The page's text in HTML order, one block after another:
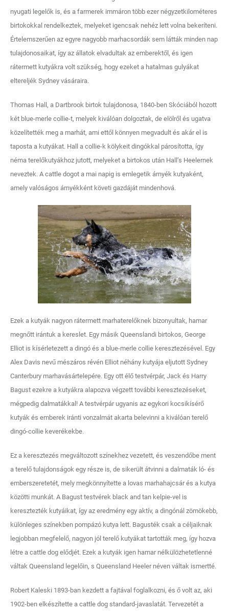
nyugati legelők is, és a farmerek immáron több ezer négyzetkilométeres
birtokokkal rendelkeztek, melyeket igencsak nehéz lett volna bekeríteni.
Értelemszerűen az egyre nagyobb marhacsordák sem látták minden nap
tulajdonosaikat, így az állatok elvadultak az emberektől, és igen
rátermett kutyákra volt szükség, hogy ezeket a hatalmas gulyákat
eltereljék Sydney vásáraira.
Thomas Hall, a Dartbrook birtok tulajdonosa, 1840-ben Skóciából hozott
két blue-merle collie-t, melyek kiválóan dolgoztak, de elölről és ugatva
közelítették meg a marhát, ami ettől könnyen megvadult és akár el is
taposta a kutyákat. Hall a collie-k kölykeit dingókkal párosította, így
néma terelőkutyákhoz jutott, melyeket a birtokos után Hall’s Heelernek
neveztek. A cattle dogot a mai napig is emlegetik árnyék kutyaként,
amely valóságos árnyékként követi gazdáját mindenhová.
Ezek a kutyák nagyon rátermett marhaterelőknek bizonyultak, hamar
megnőtt irántuk a kereslet. Egy másik Queenslandi birtokos, George
Elliot is kísérletezett a dingó és a blue-merle collie keresztezésével. Egy
Alex Davis nevű mészáros révén Elliot néhány kutyája eljutott Sydney
Canterbury marhavásártelepére. Egy ott élő testvérpár, Jack és Harry
Bagust ezekre a kutyákra alapozva végzett további keresztezéseket,
mégpedig dalmatákkal! A testvérpár ugyanis az egykori kocsikísérő
kutyák és emberek iránti vonzalmát akarta belevinni a kiválóan terelő
dingó-collie keverékekbe.
Ez a keresztezés megváltozott színekhez vezetett, és veszendőbe ment
a terelő tulajdonságok egy része is, de sikerült átvinni a dalmaták ló- és
emberszeretetét, mely megkönnyítette a lovas marhahajcsár és a kutya
közötti munkát. A Bagust testvérek black and tan kelpie-vel is
keresztezték kutyáikat, így az eredmény egy aktív, a dingónál zömökebb,
különleges színekben pompázó kutya lett. Bagusték csak a céljaiknak
legjobban megfelelő, nagyon jól terelő kutyákat tartották meg, így hozva
létre a cattle dog elődjét. Ezek a kutyák igen hamar nélkülözhetetlenné
váltak Queensland legelőin, s Queensland Heeler néven váltak ismertté.
Robert Kaleski 1893-ban kezdett a fajtával foglalkozni, és ő volt az, aki
1902-ben elkészítette a cattle dog standard-javaslatát. Tervezetét a